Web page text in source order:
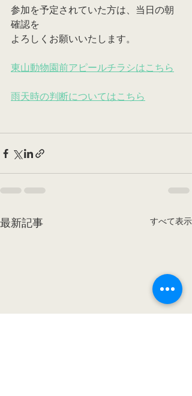
参加を予定されていた方は、当日の朝
確認を
よろしくお願いいたします。
東山動物園前アピールチラシはこちら
雨天時の判断についてはこちら
最新記事 すべて表示